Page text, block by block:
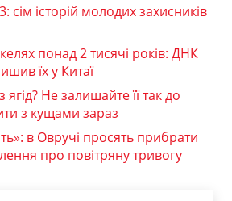
сім історій молодих захисників
понад 2 тисячі років: ДНК
їх у Китаї
Не залишайте її так до
з кущами зараз
в Овручі просять прибрати
про повітряну тривогу